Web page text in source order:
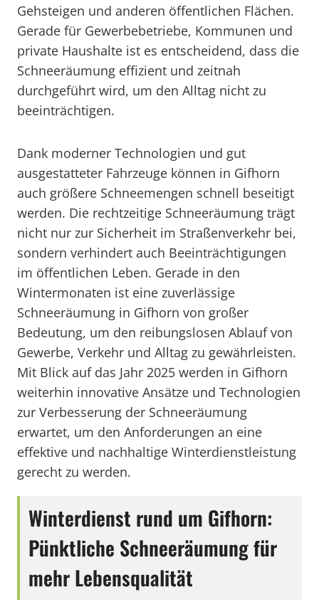
Gehsteigen und anderen öffentlichen Flächen.
Gerade für Gewerbebetriebe, Kommunen und
private Haushalte ist es entscheidend, dass die
Schneeräumung effizient und zeitnah
durchgeführt wird, um den Alltag nicht zu
beeinträchtigen.
Dank moderner Technologien und gut
ausgestatteter Fahrzeuge können in Gifhorn
auch größere Schneemengen schnell beseitigt
werden. Die rechtzeitige Schneeräumung trägt
nicht nur zur Sicherheit im Straßenverkehr bei,
sondern verhindert auch Beeinträchtigungen
im öffentlichen Leben. Gerade in den
Wintermonaten ist eine zuverlässige
Schneeräumung in Gifhorn von großer
Bedeutung, um den reibungslosen Ablauf von
Gewerbe, Verkehr und Alltag zu gewährleisten.
Mit Blick auf das Jahr 2025 werden in Gifhorn
weiterhin innovative Ansätze und Technologien
zur Verbesserung der Schneeräumung
erwartet, um den Anforderungen an eine
effektive und nachhaltige Winterdienstleistung
gerecht zu werden.
Winterdienst rund um Gifhorn:
Pünktliche Schneeräumung für
mehr Lebensqualität